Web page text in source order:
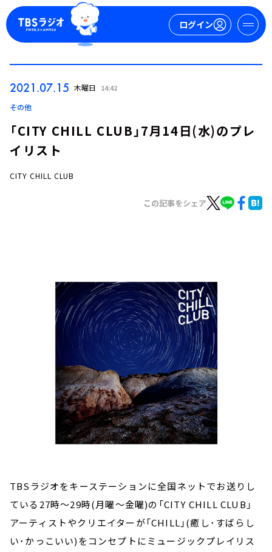
ログイン
お知らせ
イベント・グッズ
YouTube
会社情報
2021.07.15 木曜日 14:42
その他
「CITY CHILL CLUB」7月14日(水)のプレ
イリスト
CITY CHILL CLUB
この記事をシェア
TBSラジオをキーステーションに全国ネットでお送りし
ている27時～29時(月曜～金曜)の「CITY CHILL CLUB」
アーティストやクリエイターが「CHILL」(癒し･すばらし
い･かっこいい)をコンセプトにミュージックプレイリス